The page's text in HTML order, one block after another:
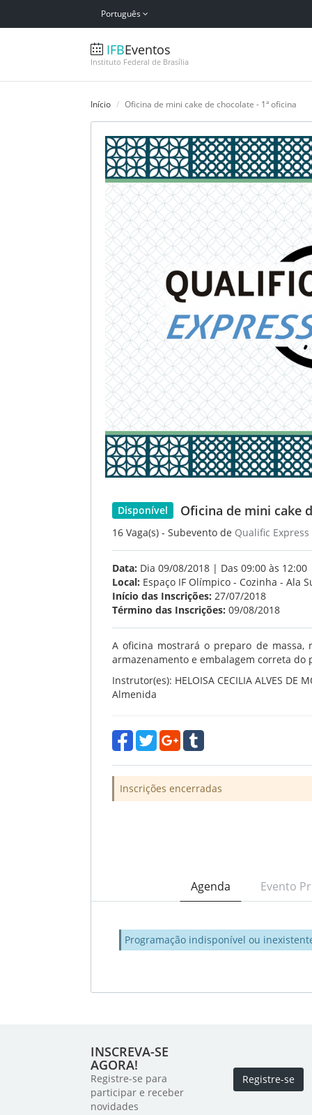
Português
IFBEventos
Instituto Federal de Brasília
Início Oficina de mini cake de chocolate - 1ª oficina
Disponível Oficina de mini cake
16 Vaga(s) - Subevento de Qualific Express
Data: Dia 09/08/2018 | Das 09:00 às 12:00
Local: Espaço IF Olímpico - Cozinha - Ala
Início das Inscrições: 27/07/2018
Término das Inscrições: 09/08/2018
A oficina mostrará o preparo de massa,
armazenamento e embalagem correta do
Instrutor(es): HELOISA CECILIA ALVES
Almenida
Inscrições encerradas
Agenda Evento
Programação indisponível ou
INSCREVA-SE
AGORA!
Registre-se para
participar e receber
novidades
Registre-se